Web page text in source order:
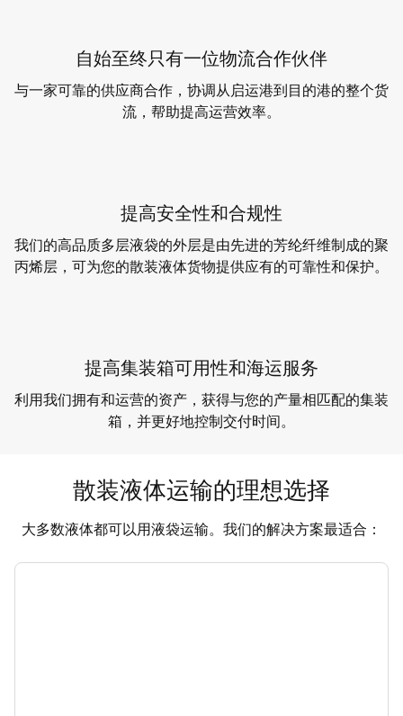
自始至终只有一位物流合作伙伴
与一家可靠的供应商合作，协调从启运港到目的港的整个货
流，帮助提高运营效率。
提高安全性和合规性
我们的高品质多层液袋的外层是由先进的芳纶纤维制成的聚
丙烯层，可为您的散装液体货物提供应有的可靠性和保护。
提高集装箱可用性和海运服务
利用我们拥有和运营的资产，获得与您的产量相匹配的集装
箱，并更好地控制交付时间。
散装液体运输的理想选择
大多数液体都可以用液袋运输。我们的解决方案最适合：